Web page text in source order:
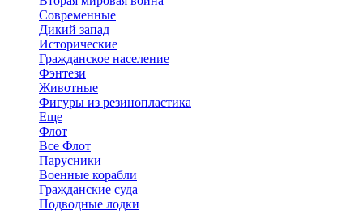
Современные
Дикий запад
Исторические
Гражданское население
Фэнтези
Животные
Фигуры из резинопластика
Еще
Флот
Все Флот
Парусники
Военные корабли
Гражданские суда
Подводные лодки